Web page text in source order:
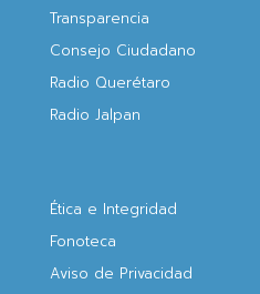
Transparencia
Consejo Ciudadano
Radio Querétaro
Radio Jalpan
Ética e Integridad
Fonoteca
Aviso de Privacidad